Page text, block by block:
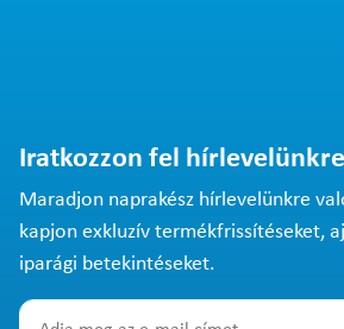
Iratkozzon fel hírlevelünkre
Maradjon naprakész hírlevelünkre
kapjon exkluzív termékfrissítéseket,
iparági betekintéseket.